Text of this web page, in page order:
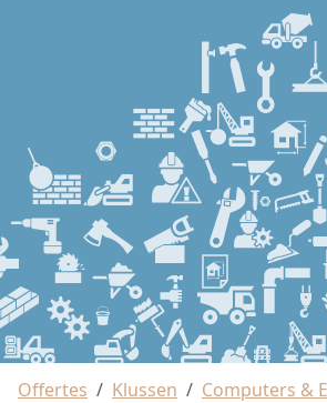
Offertes Klussen
Computers &